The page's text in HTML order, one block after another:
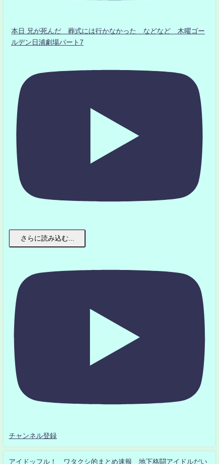
本日 兄が死んだ 葬式には行かなかった などなど 木曜ゴー
ルデン日浦劇場パート7
さらに読み込む...
チャンネル登録
アイドッフル！ ワタクシ的まとめ速報 地下格闘アイドルだい